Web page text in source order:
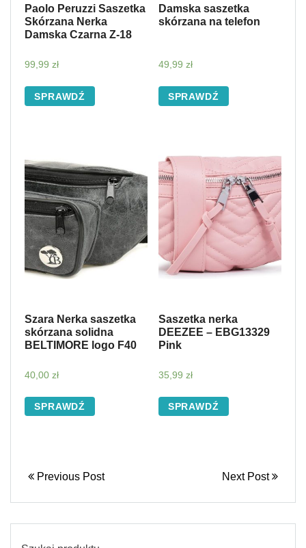
Paolo Peruzzi Saszetka
Skórzana Nerka
Damska Czarna Z-18
99,99 zł
SPRAWDŹ
Damska saszetka
skórzana na telefon
49,99 zł
SPRAWDŹ
Szara Nerka saszetka
skórzana solidna
BELTIMORE logo F40
40,00 zł
SPRAWDŹ
Saszetka nerka
DEEZEE – EBG13329
Pink
35,99 zł
SPRAWDŹ
Previous Post Next Post